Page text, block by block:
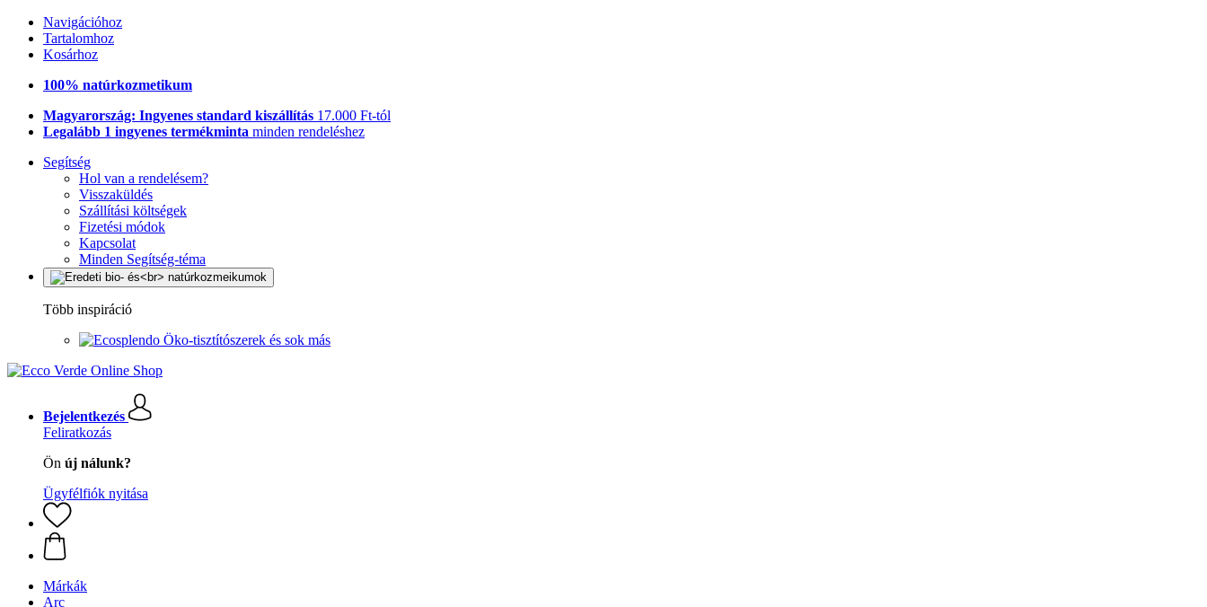
Navigációhoz
Tartalomhoz
Kosárhoz
100% natúrkozmetikum
Magyarország: Ingyenes standard kiszállítás 17.000 Ft-tól
Legalább 1 ingyenes termékminta minden rendeléshez
Segítség
Hol van a rendelésem?
Visszaküldés
Szállítási költségek
Fizetési módok
Kapcsolat
Minden Segítség-téma
Több inspiráció
Öko-tisztítószerek és sok más
Bejelentkezés
Feliratkozás
Ön új nálunk?
Ügyfélfiók nyitása
Márkák
Arc